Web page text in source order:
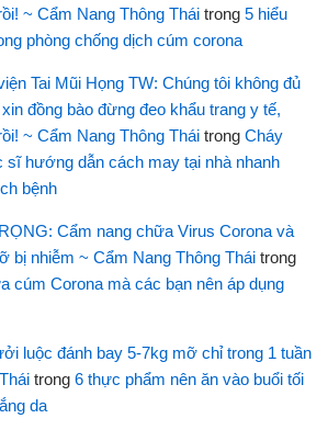
~ Cẩm Nang Thông Thái trong 5 hiểu
phòng chống dịch cúm corona
Tai Mũi Họng TW: Chúng tôi không đủ
đồng bào đừng đeo khẩu trang y tế,
~ Cẩm Nang Thông Thái trong Cháy
sĩ hướng dẫn cách may tại nhà nhanh
bệnh
Cẩm nang chữa Virus Corona và
bị nhiễm ~ Cẩm Nang Thông Thái trong
cúm Corona mà các bạn nên áp dụng
luộc đánh bay 5-7kg mỡ chỉ trong 1 tuần
trong 6 thực phẩm nên ăn vào buổi tối
da